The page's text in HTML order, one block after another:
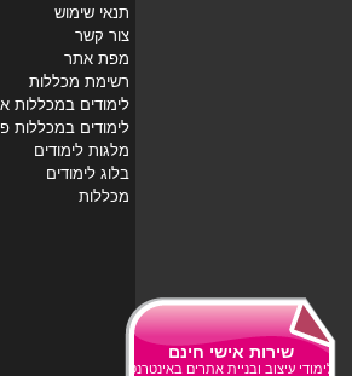
תנאי שימוש
צור קשר
מפת אתר
רשימת מכללות
לימודים במכללות
לימודים במכללות
מלגות לימודים
בלוג לימודים
מכללות
שירות אישי חינם
לימודי עיצוב ובניית אתרים באינטרנט